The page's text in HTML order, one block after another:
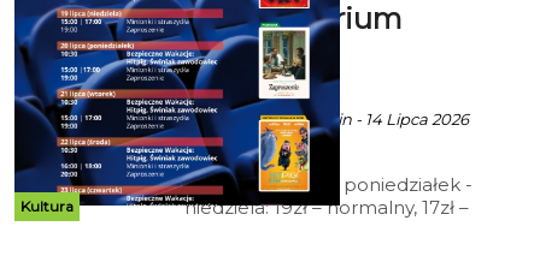
Kultura
Kino Kryterium
zaprasza
ekoszalin POLECA
Ala za CK 105 Koszalin - 14 Lipca 2026
godz. 8:28
Cennik: Bilety 2D poniedziałek -
niedziela: 19zł – normalny, 17zł –